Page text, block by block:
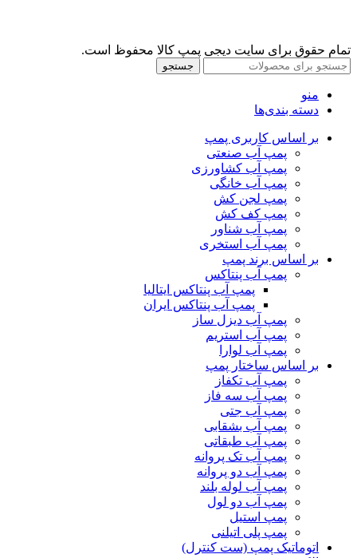
تمام حقوق برای سایت دیجی پمپ کالا محفوظ است.
جستجو
منو
دسته بندی‌ها
بر اساس کاربری پمپ
پمپ آب صنعتی
پمپ آب کشاورزی
پمپ آب خانگی
پمپ لجن کش
پمپ کف کش
پمپ آب شناور
پمپ آب استخری
بر اساس برند پمپ
پمپ آب پنتاکس
پمپ آب پنتاکس ایتالیا
پمپ آب پنتاکس ایران
پمپ آب دیزل ساز
پمپ آب استریم
پمپ آب لوارا
بر اساس ساختار پمپ
پمپ آب تکفاز
پمپ آب سه فاز
پمپ آب جتی
پمپ آب بشقابی
پمپ آب طبقاتی
پمپ آب تک پروانه
پمپ آب دو پروانه
پمپ آب لوله بلند
پمپ آب دو لول
پمپ استیل
پمپ پلی اتیلنی
اتوماتیک پمپ (ست کنترل)